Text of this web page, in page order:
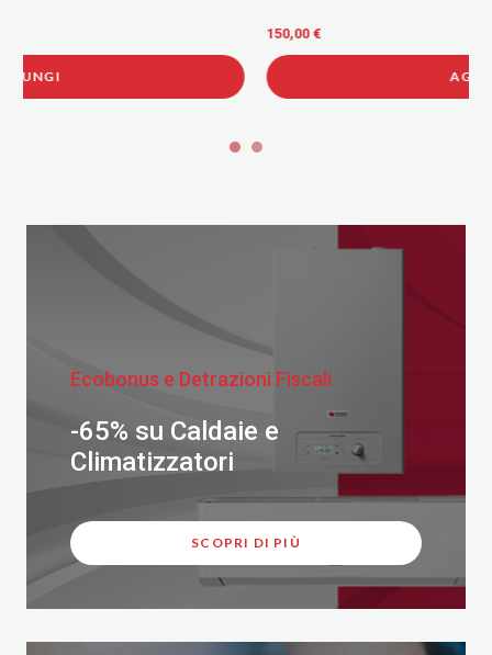
AGGIUNGI
Ecobonus e Detrazioni Fiscali
-65% su Caldaie e
Climatizzatori
SCOPRI DI PIÙ